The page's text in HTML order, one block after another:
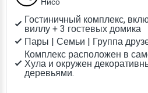
Гостиничный комплекс,
виллу + 3 гостевых домика
Пары | Семьи | Группа
Комплекс расположен в
Хула и окружен
деревьями.